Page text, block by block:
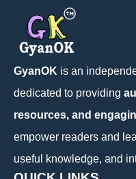
GyanOK is an
dedicated to providing
resources, and
empower readers and
useful knowledge, and